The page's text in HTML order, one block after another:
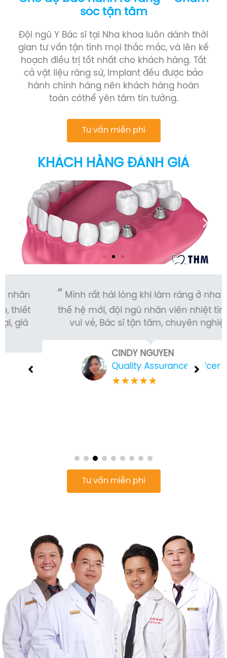
sóc tận tâm
Đội ngũ Y Bác sĩ tại Nha khoa luôn dành thời
gian tư vấn tận tình mọi thắc mắc, và lên kế
hoạch điều trị tốt nhất cho khách hàng. Tất
cả vật liệu răng sứ, Implant đều được bảo
hành chính hãng nên khách hàng hoàn
toàn cóthể yên tâm tin tưởng.
Tư vấn miễn phí
KHÁCH HÀNG ĐÁNH GIÁ
Mình rất hài lòng khi làm răng ở nha khoa
thế hệ mới, đội ngũ nhân viên nhiệt tình và
vui vẻ, Bác sĩ tận tâm, chuyên nghiệp.
CINDY NGUYEN
Quality Assurance Officer
★★★ ★
Tư vấn miễn phí